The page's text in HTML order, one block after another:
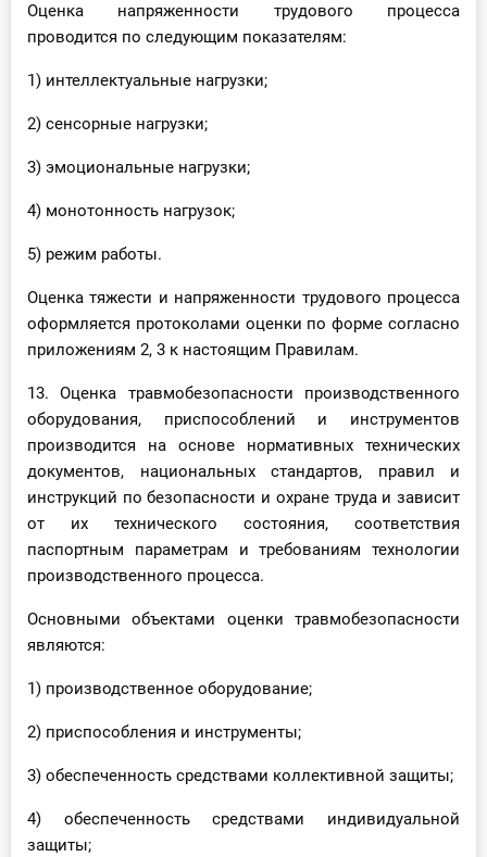
Оценка напряженности трудового процесса
проводится по следующим показателям:
1) интеллектуальные нагрузки;
2) сенсорные нагрузки;
3) эмоциональные нагрузки;
4) монотонность нагрузок;
5) режим работы.
Оценка тяжести и напряженности трудового процесса
оформляется протоколами оценки по форме согласно
приложениям 2, 3 к настоящим Правилам.
13. Оценка травмобезопасности производственного
оборудования, приспособлений и инструментов
производится на основе нормативных технических
документов, национальных стандартов, правил и
инструкций по безопасности и охране труда и зависит
от их технического состояния, соответствия
паспортным параметрам и требованиям технологии
производственного процесса.
Основными объектами оценки травмобезопасности
являются:
1) производственное оборудование;
2) приспособления и инструменты;
3) обеспеченность средствами коллективной защиты;
4) обеспеченность средствами индивидуальной
защиты;